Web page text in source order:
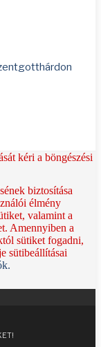
kéri a böngészési
biztosítása
élmény
valamint a
Amennyiben a
sütiket fogadni,
sütibeállításai